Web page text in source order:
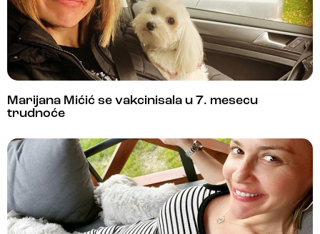
Marijana Mićić se vakcinisala u 7. mesecu
trudnoće